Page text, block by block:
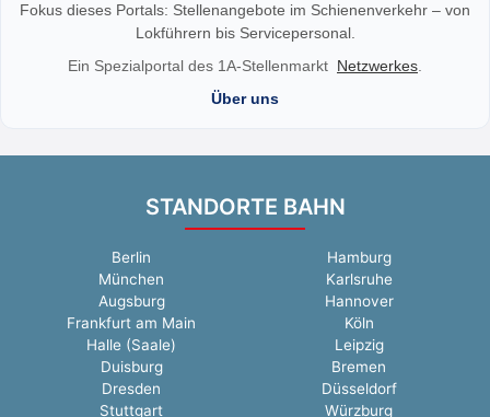
Fokus dieses Portals: Stellenangebote im Schienenverkehr – von
Lokführern bis Servicepersonal.
Ein Spezialportal des 1A-Stellenmarkt Netzwerkes.
Über uns
STANDORTE BAHN
Berlin
Hamburg
München
Karlsruhe
Augsburg
Hannover
Frankfurt am Main
Köln
Halle (Saale)
Leipzig
Duisburg
Bremen
Dresden
Düsseldorf
Stuttgart
Würzburg